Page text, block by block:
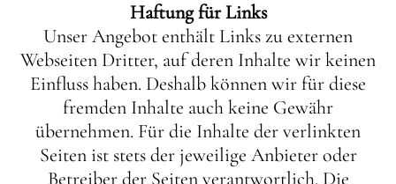
Haftung für Links
Unser Angebot enthält Links zu externen
Webseiten Dritter, auf deren Inhalte wir keinen
Einfluss haben. Deshalb können wir für diese
fremden Inhalte auch keine Gewähr
übernehmen. Für die Inhalte der verlinkten
Seiten ist stets der jeweilige Anbieter oder
Betreiber der Seiten verantwortlich. Die